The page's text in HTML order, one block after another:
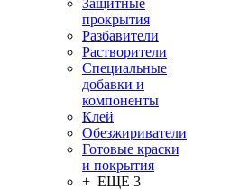
Защитные
прокрытия
Разбавители
Растворители
Специальные
добавки и
компоненты
Клей
Обезжириватели
Готовые краски
и покрытия
+ ЕЩЕ 3